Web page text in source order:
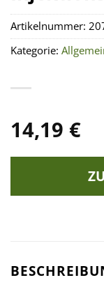
14,19 €
Artikelnummer:
Kategorie: